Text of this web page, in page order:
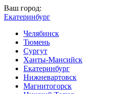
Ваш город:
Екатеринбург
Челябинск
Тюмень
Сургут
Ханты-Мансийск
Екатеринбург
Нижневартовск
Магнитогорск